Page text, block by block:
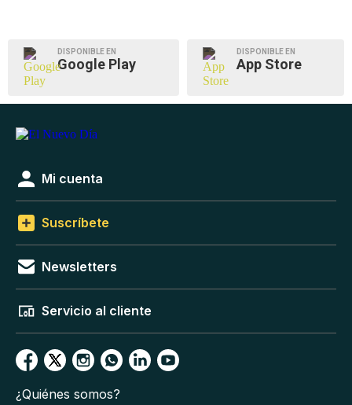
DISPONIBLE EN
Google Play
DISPONIBLE EN
App Store
Mi cuenta
Suscríbete
Newsletters
Servicio al cliente
¿Quiénes somos?